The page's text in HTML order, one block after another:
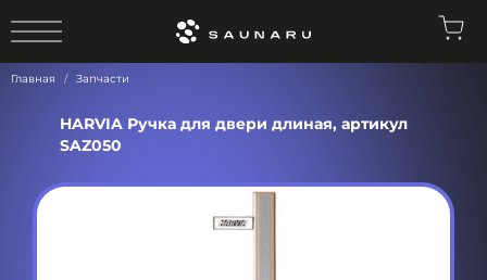
Главная Запчасти
HARVIA Ручка для двери длиная, артикул
SAZ050